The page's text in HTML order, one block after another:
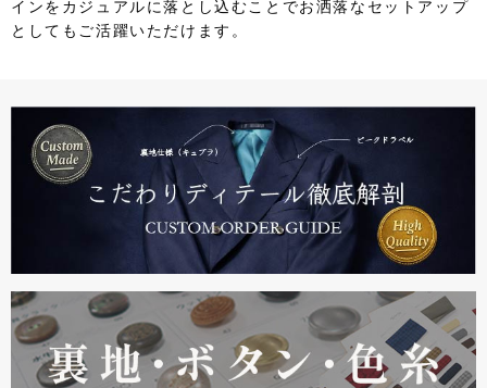
インをカジュアルに落とし込むことでお洒落なセットアップ
としてもご活躍いただけます。